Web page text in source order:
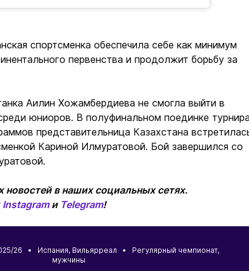
спортсменка обеспечила себе как минимум
первенства и продолжит борьбу за
Аилин Хожамбердиева не смогла выйти в
юниоров. В полуфинальном поединке
представительница Казахстана
Кариной Илмуратовой. Бой завершился со
в наших социальных сетях.
Instagramи Telegram!
26 • Испания, Вильярреал • Регулярный чемпионат,
мужчины